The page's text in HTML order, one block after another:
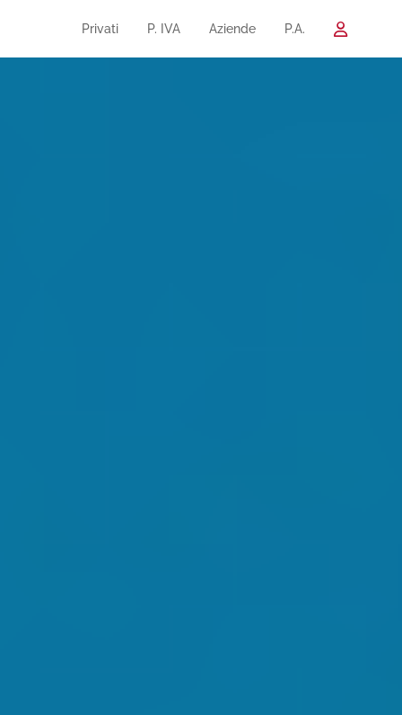
Privati P. IVA Aziende P.A.